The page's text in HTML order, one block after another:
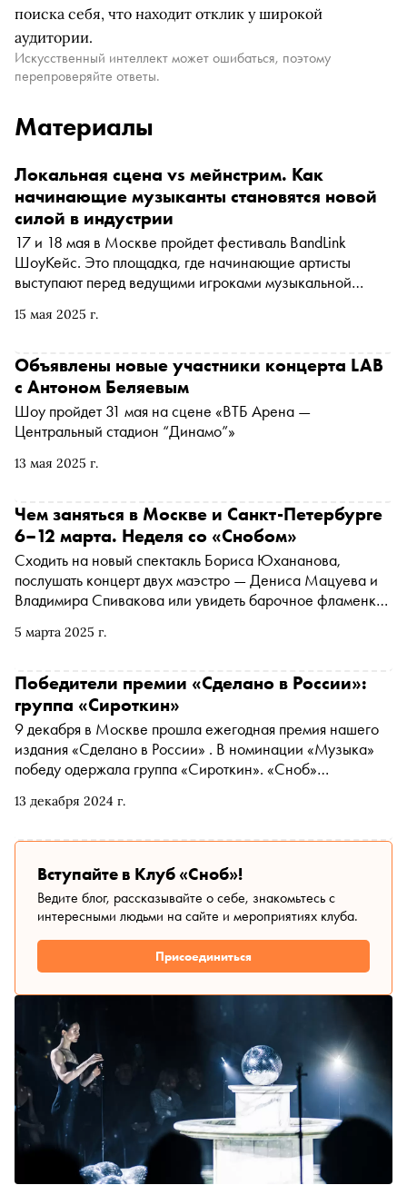
поиска себя, что находит отклик у широкой
аудитории.
Искусственный интеллект может ошибаться, поэтому
перепроверяйте ответы.
Материалы
15 мая 2025 г.
Локальная сцена vs мейнстрим. Как
начинающие музыканты становятся новой
силой в индустрии
17 и 18 мая в Москве пройдет фестиваль BandLink
ШоуКейс. Это площадка, где начинающие артисты
выступают перед ведущими игроками музыкальной
руководитель продукта для артистов в «Яндекс Музыке»
гарант успеха, как алгоритмы помогают музыкантам
быстро находить свою аудиторию и почему жанровая
свобода становится визитной карточкой новой сцены
13 мая 2025 г.
Объявлены новые участники концерта LAB
с Антоном Беляевым
Шоу пройдет 31 мая на сцене «ВТБ Арена —
Центральный стадион “Динамо”»
5 марта 2025 г.
Чем заняться в Москве и Санкт-Петербурге
6–12 марта. Неделя со «Снобом»
Сходить на новый спектакль Бориса Юхананова,
послушать концерт двух маэстро — Дениса Мацуева и
Владимира Спивакова или увидеть барочное фламенко.
ближайшей неделе
13 декабря 2024 г.
Победители премии «Сделано в России»:
группа «Сироткин»
9 декабря в Москве прошла ежегодная премия нашего
издания «Сделано в России» . В номинации «Музыка»
победу одержала группа «Сироткин». «Сноб»
пронзительными инди-балладами и что выдающегося
Вступайте в Клуб «Сноб»!
Ведите блог, рассказывайте о себе, знакомьтесь с
интересными людьми на сайте и мероприятиях клуба.
Присоединиться